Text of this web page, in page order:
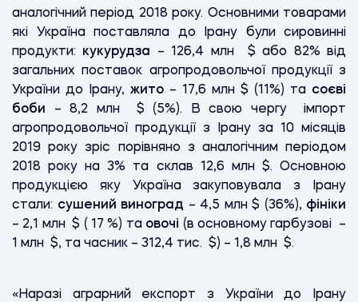
аналогічний період 2018 року. Основними товарами
які Україна поставляла до Ірану були сировинні
продукти: кукурудза – 126,4 млн $ або 82% від
загальних поставок агропродовольчої продукції з
України до Ірану, жито – 17,6 млн $ (11%) та соєві
боби – 8,2 млн $ (5%). В свою чергу імпорт
агропродовольчої продукції з Ірану за 10 місяців
2019 року зріс порівняно з аналогічним періодом
2018 року на 3% та склав 12,6 млн $. Основною
продукцією яку Україна закуповувала з Ірану
стали: сушений виноград – 4,5 млн $ (36%), фініки
– 2,1 млн $ ( 17 %) та овочі (в основному гарбузові
–
1 млн $, та часник – 312,4 тис. $) – 1,8 млн $.
«Наразі аграрний експорт з України до Ірану